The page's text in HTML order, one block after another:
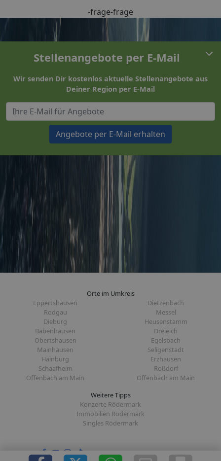
-frage-frage
Stellenangebote per E-Mail
Wir senden Dir kostenlos aktuelle Stellenangebote aus
Deiner Region per E-Mail
Angebote per E-Mail erhalten
Orte im Umkreis
Eppertshausen
Dietzenbach
Rodgau
Messel
Dieburg
Heusenstamm
Babenhausen
Dreieich
Obertshausen
Egelsbach
Mainhausen
Seligenstadt
Hainburg
Erzhausen
Schaafheim
Roßdorf
Offenbach am Main
Offenbach am Main
Weitere Tipps
Konzerte Rödermark
Immobilien Rödermark
Singles Rödermark